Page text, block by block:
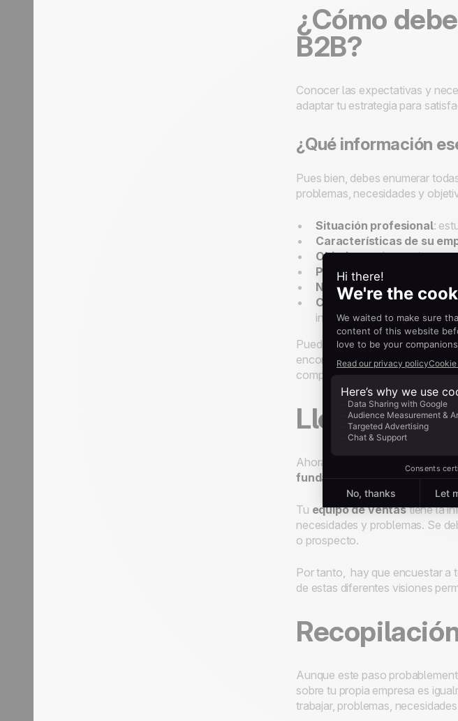
¿Cómo
B2B?
Conocer las expectativas y
adaptar tu estrategia para
¿Qué información
Pues bien, debes enumerar
problemas, necesidades y
Situación profesional:
Características de su
Objetivos: número de
Problemas: obstáculos a
Necesidades:
Comportamiento: proceso
informes, proceso de
Puedes entrevistar a tus
encontrar muchos de estos
complementaria, como sitios
Llenar
Ahora que sabes qué
fundamental.
Tu equipo de ventastiene la
necesidades y problemas. Se
o prospecto.
Por tanto, hay que encuestar a
de estas diferentes visiones
Aunque este paso
sobre tu propia empresa es
trabajar, problemas,